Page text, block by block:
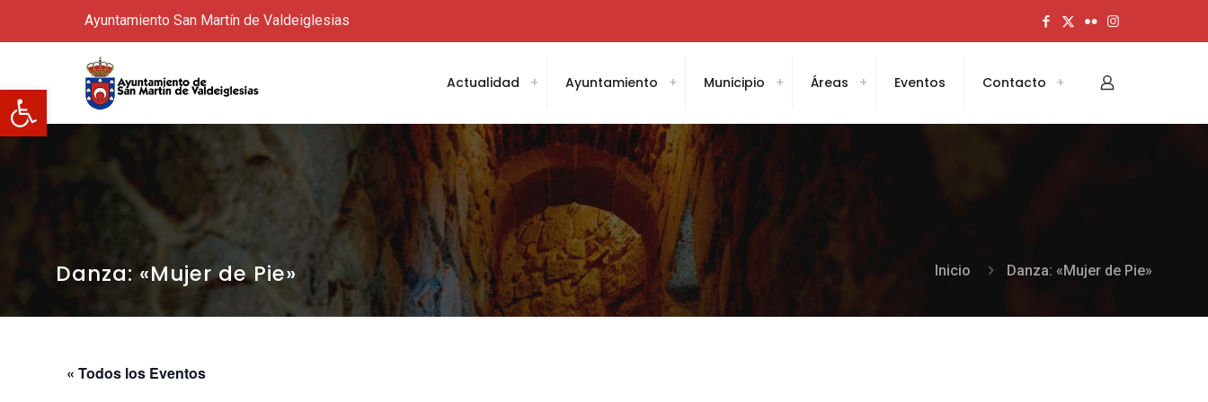
Abrir barra de herramientas
Ayuntamiento San Martín de Valdeiglesias
Actualidad Ayuntamiento Municipio Áreas Eventos Contacto
Danza: «Mujer de Pie» Inicio Danza: «Mujer de Pie»
« Todos los Eventos